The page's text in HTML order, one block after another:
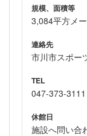
規模、面積等
3,084平方メ
連絡先
市川市スポー
TEL
047-373-3111
休館日
施設へ問い合